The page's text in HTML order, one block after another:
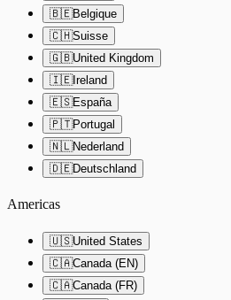
🇧🇪Belgique
🇨🇭Suisse
🇬🇧United Kingdom
🇮🇪Ireland
🇪🇸España
🇵🇹Portugal
🇳🇱Nederland
🇩🇪Deutschland
Americas
🇺🇸United States
🇨🇦Canada (EN)
🇨🇦Canada (FR)